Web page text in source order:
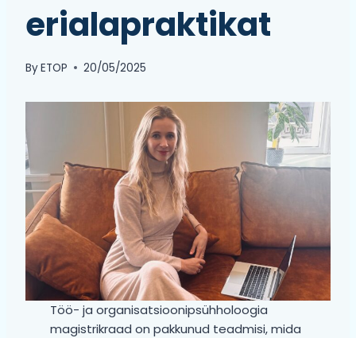
erialapraktikat
ByETOP 20/05/2025
Töö- ja organisatsioonipsühholoogia
magistrikraad on pakkunud teadmisi, mida